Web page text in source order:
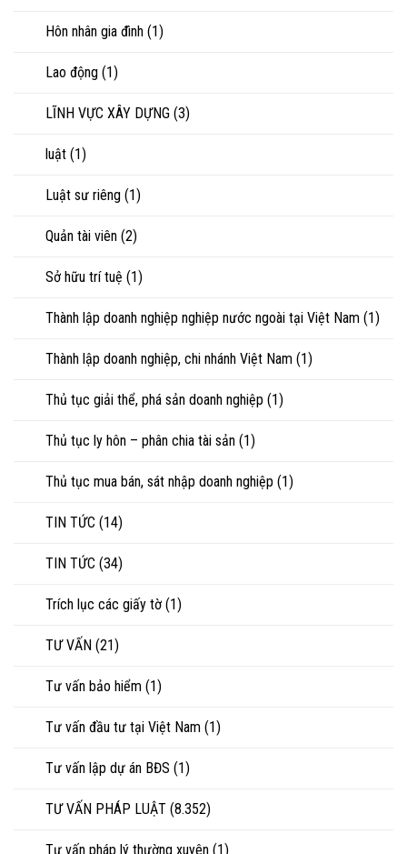
Hôn nhân gia đình (1)
Lao động (1)
LĨNH VỰC XÂY DỰNG (3)
luật (1)
Luật sư riêng (1)
Quản tài viên (2)
Sở hữu trí tuệ (1)
Thành lập doanh nghiệp nghiệp nước ngoài tại Việt Nam (1)
Thành lập doanh nghiệp, chi nhánh Việt Nam (1)
Thủ tục giải thể, phá sản doanh nghiệp (1)
Thủ tục ly hôn – phân chia tài sản (1)
Thủ tục mua bán, sát nhập doanh nghiệp (1)
TIN TỨC (14)
TIN TỨC (34)
Trích lục các giấy tờ (1)
TƯ VẤN (21)
Tư vấn bảo hiểm (1)
Tư vấn đầu tư tại Việt Nam (1)
Tư vấn lập dự án BĐS (1)
TƯ VẤN PHÁP LUẬT (8.352)
Tư vấn pháp lý thường xuyên (1)